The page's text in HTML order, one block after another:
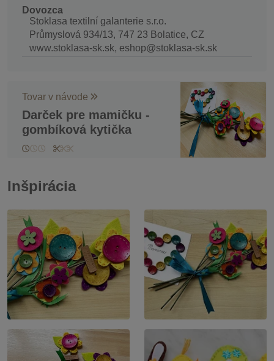
Dovozca
Stoklasa textilní galanterie s.r.o.
Průmyslová 934/13, 747 23 Bolatice, CZ
www.stoklasa-sk.sk, eshop@stoklasa-sk.sk
Tovar v návode
Darček pre mamičku -
gombíková kytička
Inšpirácia